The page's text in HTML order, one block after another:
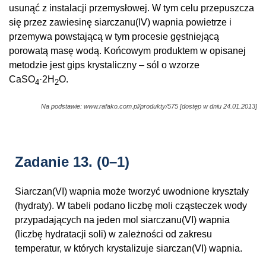
usunąć z instalacji przemysłowej. W tym celu przepuszcza
się przez zawiesinę siarczanu(IV) wapnia powietrze i
przemywa powstającą w tym procesie gęstniejącą
porowatą masę wodą. Końcowym produktem w opisanej
metodzie jest gips krystaliczny – sól o wzorze
CaSO4·2H 2O.
Na podstawie: www.rafako.com.pl/produkty/575 [dostęp w dniu 24.01.2013]
Zadanie 13. (0–1)
Siarczan(VI) wapnia może tworzyć uwodnione kryształy
(hydraty). W tabeli podano liczbę moli cząsteczek wody
przypadających na jeden mol siarczanu(VI) wapnia
(liczbę hydratacji soli) w zależności od zakresu
temperatur, w których krystalizuje siarczan(VI) wapnia.